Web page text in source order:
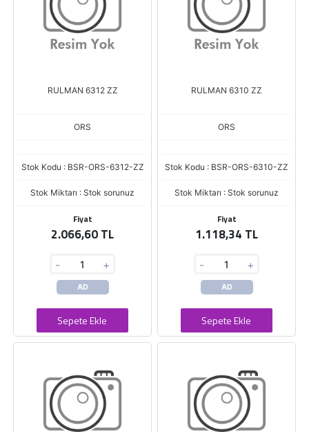
RULMAN 6312 ZZ
ORS
Stok Kodu : BSR-ORS-6312-ZZ
Stok Miktarı : Stok sorunuz
Fiyat
2.066,60 TL
- +
AD
Sepete Ekle
RULMAN 6310 ZZ
ORS
Stok Kodu : BSR-ORS-6310-ZZ
Stok Miktarı : Stok sorunuz
Fiyat
1.118,34 TL
- +
AD
Sepete Ekle